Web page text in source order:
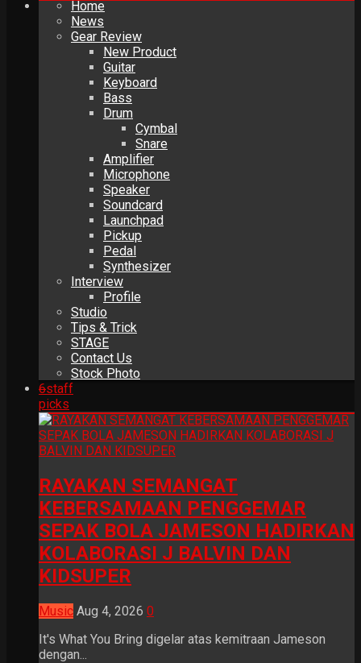
Home
News
Gear Review
New Product
Guitar
Keyboard
Bass
Drum
Cymbal
Snare
Amplifier
Microphone
Speaker
Soundcard
Launchpad
Pickup
Pedal
Synthesizer
Interview
Profile
Studio
Tips & Trick
STAGE
Contact Us
Stock Photo
6staff
picks
RAYAKAN SEMANGAT
KEBERSAMAAN PENGGEMAR
SEPAK BOLA JAMESON HADIRKAN
KOLABORASI J BALVIN DAN
KIDSUPER
Music Aug 4, 2026 0
It's What You Bring digelar atas kemitraan Jameson
dengan...